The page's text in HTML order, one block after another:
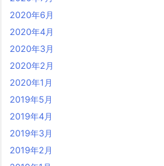
2020年6月
2020年4月
2020年3月
2020年2月
2020年1月
2019年5月
2019年4月
2019年3月
2019年2月